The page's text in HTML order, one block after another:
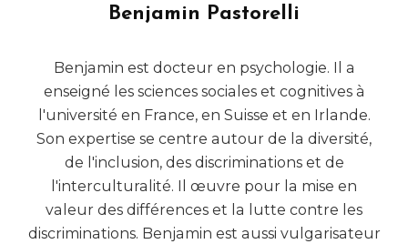
Benjamin Pastorelli
Benjamin est docteur en psychologie. Il a
enseigné les sciences sociales et cognitives à
l'université en France, en Suisse et en Irlande.
Son expertise se centre autour de la diversité,
de l'inclusion, des discriminations et de
l'interculturalité. Il œuvre pour la mise en
valeur des différences et la lutte contre les
discriminations. Benjamin est aussi vulgarisateur